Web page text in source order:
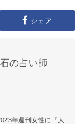
シェア
石の占い師
年週刊女性に「人